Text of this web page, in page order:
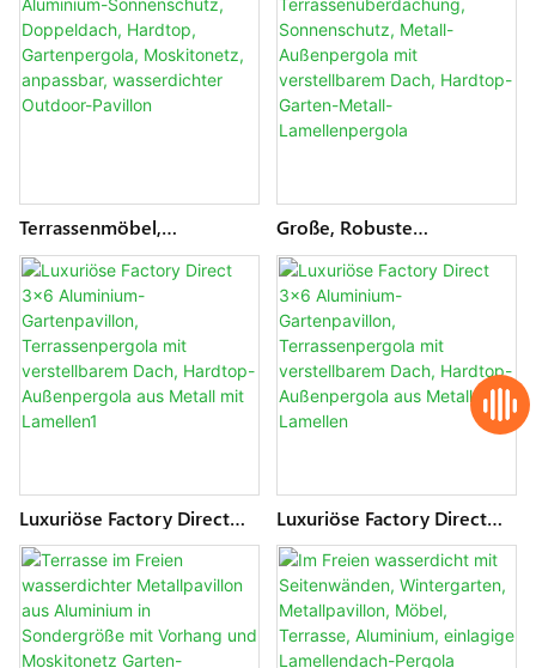
Terrassenmöbel,
Aluminium-Sonnenschutz,
Doppeldach, Hardtop,
Gartenpergola,
Moskitonetz, Anpassbar,
Wasserdichter Outdoor-
Pavillon
Große, Robuste
Terrassenüberdachung,
Sonnenschutz, Metall-
Außenpergola Mit
Verstellbarem Dach,
Hardtop-Garten-Metall-
Lamellenpergola
Luxuriöse Factory Direct
3x6 Aluminium-
Gartenpavillon,
Terrassenpergola Mit
Verstellbarem Dach,
Hardtop-Außenpergola
Aus Metall Mit Lamellen1
Luxuriöse Factory Direct
3x6 Aluminium-
Gartenpavillon,
Terrassenpergola Mit
Verstellbarem Dach,
Hardtop-Außenpergola
Aus Metall Mit Lamellen